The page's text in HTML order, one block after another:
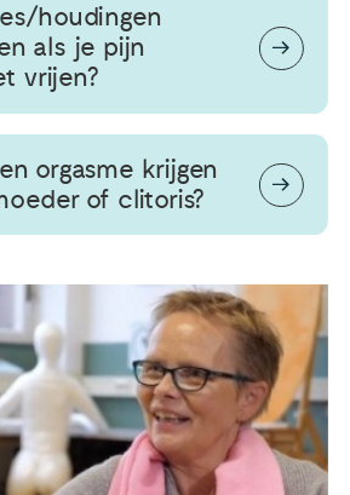
houdingen
als je pijn
vrijen?
orgasme krijgen
of clitoris?